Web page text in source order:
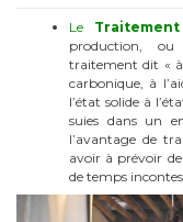
Le
production, ou
traitement dit « à
carbonique, à
l’état solide à
suies dans un
l’avantage de
avoir à prévoir
de temps